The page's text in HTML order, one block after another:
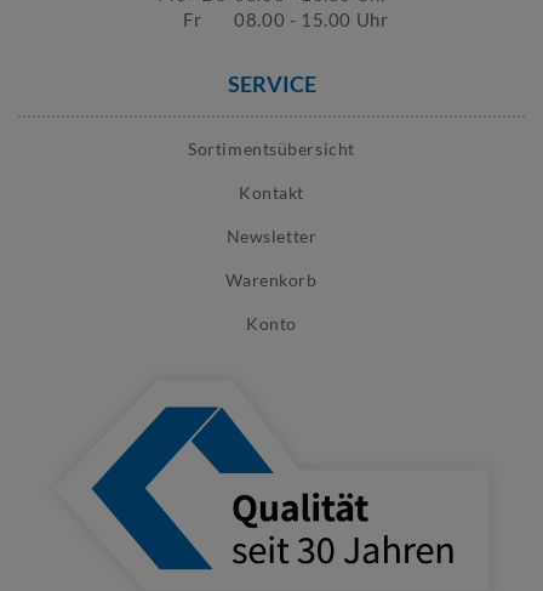
Fr
08.00 - 15.00 Uhr
SERVICE
Sortimentsübersicht
Kontakt
Newsletter
Warenkorb
Konto